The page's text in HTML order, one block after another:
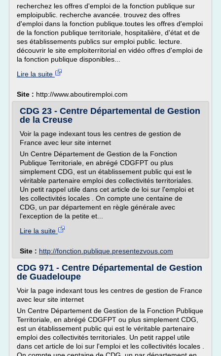
recherchez les offres d'emploi de la fonction publique sur
emploipublic. recherche avancée. trouvez des offres
d'emploi dans la fonction publique.toutes les offres d'emploi
de la fonction publique territoriale, hospitalière, d'état et de
ses établissements publics sur emploi public. lecture.
découvrir le site emploiterritorial en vidéo offres d'emploi de
la fonction publique disponibles...
Lire la suite
Site : http://www.aboutiremploi.com
CDG 23 - Centre Départemental de Gestion
de la Creuse
Voir la page indexant tous les centres de gestion de
France avec leur site internet
Un Centre Département de Gestion de la Fonction
Publique Territoriale, en abrégé CDGFPT ou plus
simplement CDG, est un établissement public qui est le
véritable partenaire emploi des collectivités territoriales.
Un petit rappel utile dans cet article de loi sur l'emploi et
les collectivités locales . On compte une centaine de
CDG, un par département en règle générale avec
l'exception de la petite et...
Lire la suite
Site : http://fonction.publique.presentezvous.com
CDG 971 - Centre Départemental de Gestion
de Guadeloupe
Voir la page indexant tous les centres de gestion de France
avec leur site internet
Un Centre Département de Gestion de la Fonction Publique
Territoriale, en abrégé CDGFPT ou plus simplement CDG,
est un établissement public qui est le véritable partenaire
emploi des collectivités territoriales. Un petit rappel utile
dans cet article de loi sur l'emploi et les collectivités locales .